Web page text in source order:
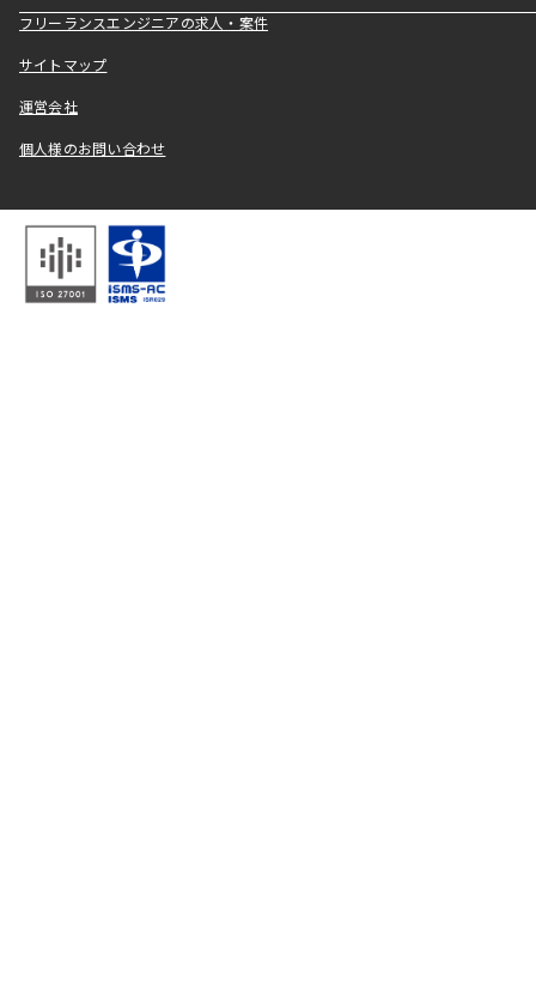
フリーランスエンジニアの求人・案件
サイトマップ
運営会社
個人様のお問い合わせ